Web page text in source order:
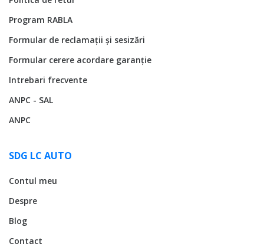
Program RABLA
Formular de reclamații și sesizări
Formular cerere acordare garanție
Intrebari frecvente
ANPC - SAL
ANPC
SDG LC AUTO
Contul meu
Despre
Blog
Contact